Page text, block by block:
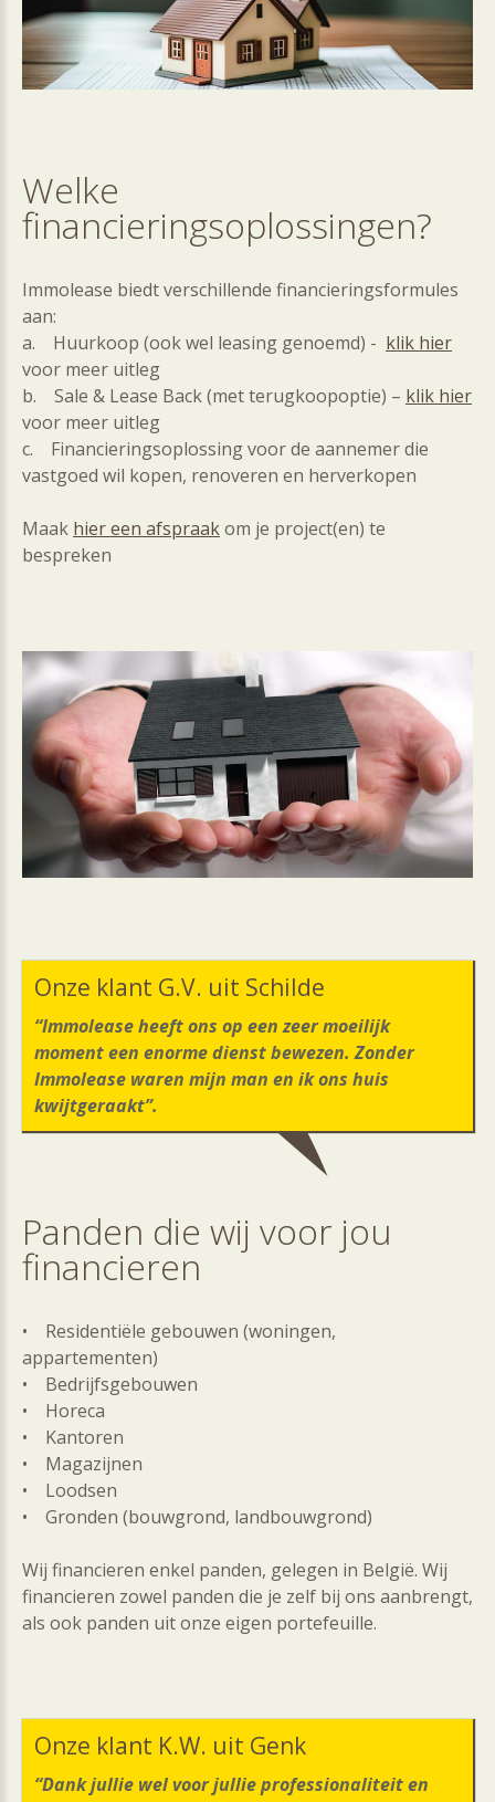
Welke
financieringsoplossingen?
Immolease biedt verschillende financieringsformules
aan:
a. Huurkoop (ook wel leasing genoemd) - klik hier
voor meer uitleg
b. Sale & Lease Back (met terugkoopoptie) – klik hier
voor meer uitleg
c. Financieringsoplossing voor de aannemer die
vastgoed wil kopen, renoveren en herverkopen
Maak hier een afspraakom je project(en) te
bespreken
Onze klant G.V. uit Schilde
“Immolease heeft ons op een zeer moeilijk
moment een enorme dienst bewezen. Zonder
Immolease waren mijn man en ik ons huis
kwijtgeraakt”.
Panden die wij voor jou
financieren
• Residentiële gebouwen (woningen,
appartementen)
• Bedrijfsgebouwen
• Horeca
• Kantoren
• Magazijnen
• Loodsen
• Gronden (bouwgrond, landbouwgrond)
Wij financieren enkel panden, gelegen in België. Wij
financieren zowel panden die je zelf bij ons aanbrengt,
als ook panden uit onze eigen portefeuille.
Onze klant K.W. uit Genk
“Dank jullie wel voor jullie professionaliteit en